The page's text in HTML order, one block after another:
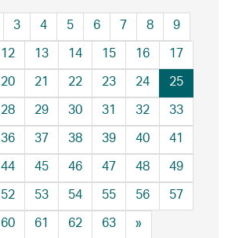
3 4 5 6 7 8
9
12 13 14 15 16
17
20 21 22 23 24
25
28 29 30 31 32
33
36 37 38 39 40
41
44 45 46 47 48
49
52 53 54 55 56
57
60 61 62 63 »